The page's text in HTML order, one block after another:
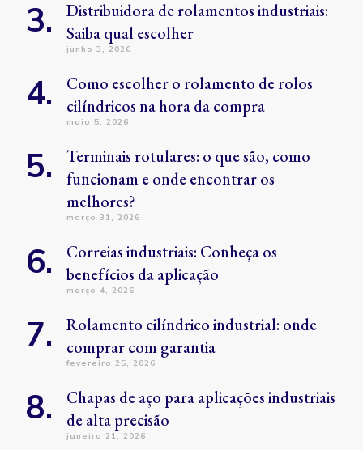
Distribuidora de rolamentos industriais:
Saiba qual escolher
junho 3, 2026
Como escolher o rolamento de rolos
cilíndricos na hora da compra
maio 5, 2026
Terminais rotulares: o que são, como
funcionam e onde encontrar os
melhores?
março 31, 2026
Correias industriais: Conheça os
benefícios da aplicação
março 4, 2026
Rolamento cilíndrico industrial: onde
comprar com garantia
fevereiro 25, 2026
Chapas de aço para aplicações industriais
de alta precisão
janeiro 21, 2026